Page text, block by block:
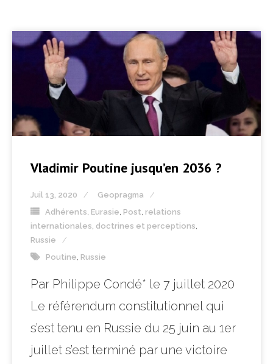
Vladimir Poutine jusqu’en 2036 ?
Juil 13, 2020
Geopragma
Adhérents, Eurasie, Post, relations
internationales, doctrines et perceptions,
Russie
Poutine, Russie
Par Philippe Condé* le 7 juillet 2020
Le référendum constitutionnel qui
s’est tenu en Russie du 25 juin au 1er
juillet s’est terminé par une victoire